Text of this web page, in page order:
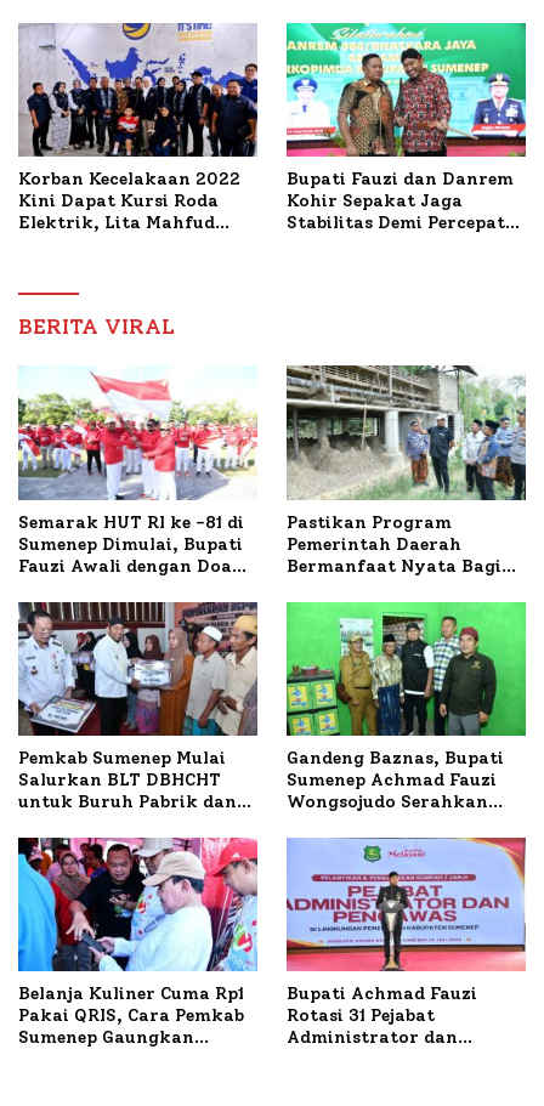
Mutiara Sentosa II
Ideal Polri-Pers
Korban Kecelakaan 2022
Kini Dapat Kursi Roda
Elektrik, Lita Mahfud
Nabil
Bupati Fauzi dan Danrem
Kohir Sepakat Jaga
Stabilitas Demi Percepat
BERITA VIRAL
Semarak HUT RI ke -81 di
Sumenep Dimulai, Bupati
Fauzi Awali dengan Doa
Terbakar
Pastikan Program
Pemerintah Daerah
Bermanfaat Nyata Bagi
Sumenep Tinjau Langsung
Budidaya Lele dan Ayam
Petelur di Desa Bataal
Timur
Pemkab Sumenep Mulai
Salurkan BLT DBHCHT
untuk Buruh Pabrik dan
Gandeng Baznas, Bupati
Sumenep Achmad Fauzi
Wongsojudo Serahkan
Dua Kecamatan
Belanja Kuliner Cuma Rp1
Pakai QRIS, Cara Pemkab
Sumenep Gaungkan
Bupati Achmad Fauzi
Rotasi 31 Pejabat
Administrator dan